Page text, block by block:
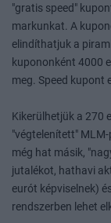
"gratis speed"
markunkat. A
elindíthatjuk a
kupononként 4000
meg. Speed kupont
Kikerülhetjük a 270
"végtelenített"
még hat másik,
jutalékot, hathavi
eurót képviselnek)
rendszerben lehet